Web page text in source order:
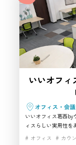
いいオフィ
オフィス・会
いいオフィス葛西by
ィスらしい実用性を
ワイトボード、電源
オフィス カウ